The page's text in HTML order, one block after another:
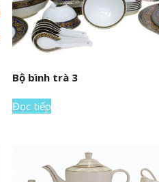
Bộ bình trà 3
Đọc tiếp